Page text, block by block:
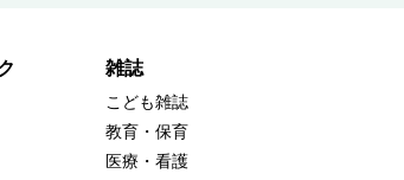
雑誌
こども雑誌
教育・保育
医療・看護